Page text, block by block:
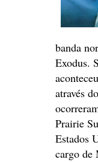
banda
Exodus.
através
Prairie
Estados
cargo de